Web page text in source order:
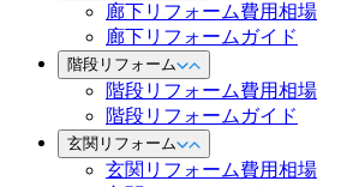
廊下リフォーム費用相場
廊下リフォームガイド
階段リフォーム
階段リフォーム費用相場
階段リフォームガイド
玄関リフォーム
玄関リフォーム費用相場